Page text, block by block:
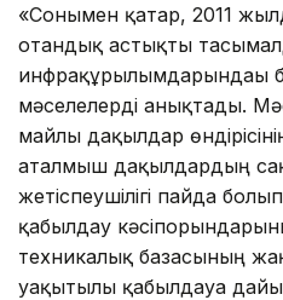
«Сонымен қатар, 2011
отандық астықты
инфрақұрылымдарындағы
мәселелерді анықтады.
майлы дақылдар
аталмыш дақылдардың
жетіспеушілігі пайда
қабылдау
техникалық базасының
уақытылы қабылдауға